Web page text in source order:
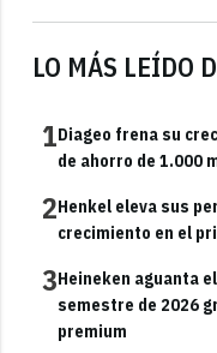
LO MÁS LEÍDO
1Diageo frena su
de ahorro de 1.000
2Henkel eleva sus
crecimiento en el
3Heineken aguanta
semestre de 2026
premium